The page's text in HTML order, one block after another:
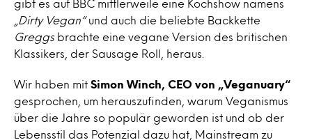
gibt es auf BBC mittlerweile eine Kochshow namens
„Dirty Vegan“und auch die beliebte Backkette
Greggs brachte eine vegane Version des britischen
Klassikers, der Sausage Roll, heraus.
Wir haben mit Simon Winch, CEO von „Veganuary“
gesprochen, um herauszufinden, warum Veganismus
über die Jahre so populär geworden ist und ob der
Lebensstil das Potenzial dazu hat, Mainstream zu